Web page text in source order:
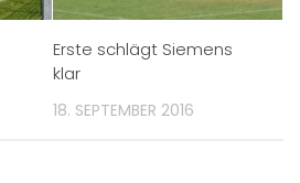
Erste schlägt Siemens
klar
18. SEPTEMBER 2016